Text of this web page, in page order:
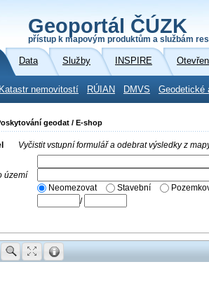
Geoportál ČÚZK
přístup k mapovým produktům a službám
Data Služby INSPIRE
Katastr nemovitostí RÚIAN DMVS Geodetické
geodat / E-shop
Vyčistit vstupní formulář a odebrat výsledky z
území
Neomezovat Stavební
/